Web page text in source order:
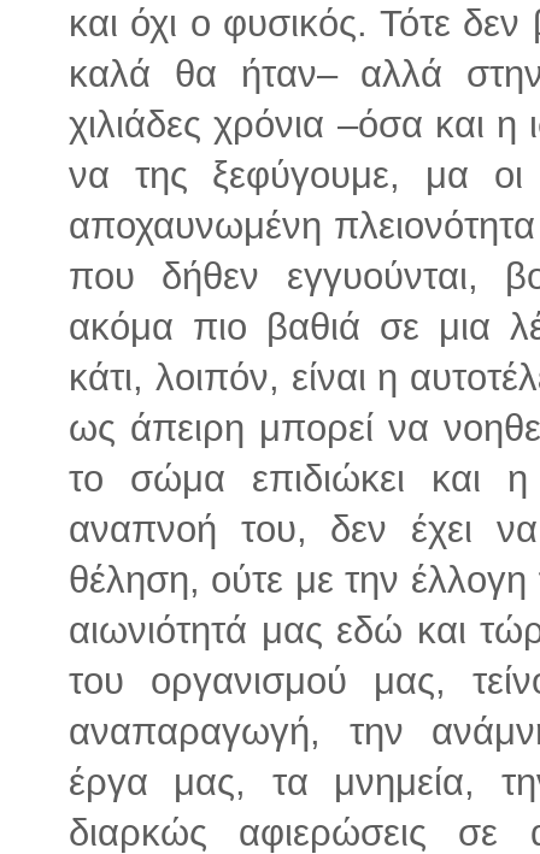
και όχι ο φυσικός. Τότε
καλά θα ήταν– αλλά
χιλιάδες χρόνια –όσα και η
να της ξεφύγουμε, μα οι
αποχαυνωμένη
που δήθεν εγγυούνται,
ακόμα πιο βαθιά σε μια
κάτι, λοιπόν, είναι η
ως άπειρη μπορεί να
το σώμα επιδιώκει και
αναπνοή του, δεν έχει
θέληση, ούτε με την
αιωνιότητά μας εδώ και
του οργανισμού μας,
αναπαραγωγή, την
έργα μας, τα μνημεία,
διαρκώς αφιερώσεις σε